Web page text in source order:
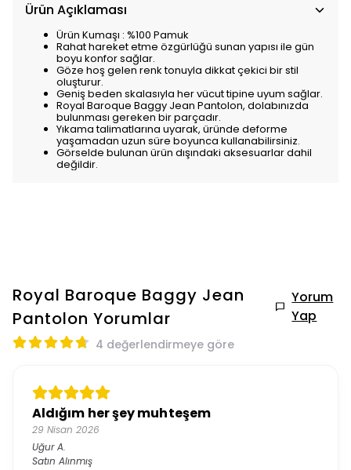
Ürün Açıklaması
Ürün Kumaşı : %100 Pamuk
Rahat hareket etme özgürlüğü sunan yapısı ile gün
boyu konfor sağlar.
Göze hoş gelen renk tonuyla dikkat çekici bir stil
oluşturur.
Geniş beden skalasıyla her vücut tipine uyum sağlar.
Royal Baroque Baggy Jean Pantolon, dolabınızda
bulunması gereken bir parçadır.
Yıkama talimatlarına uyarak, üründe deforme
yaşamadan uzun süre boyunca kullanabilirsiniz.
Görselde bulunan ürün dışındaki aksesuarlar dahil
değildir.
Royal Baroque Baggy Jean
Pantolon Yorumlar
Yorum
Yap
4 değerlendirmeye göre
Aldığım her şey muhteşem
29 Nisan 2026
Uğur A.
Satın Alınmış